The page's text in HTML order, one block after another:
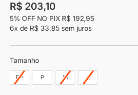
R$ 203,10
5% OFF NO PIX R$ 192,95
6x de R$ 33,85 sem juros
Tamanho
PP P M G